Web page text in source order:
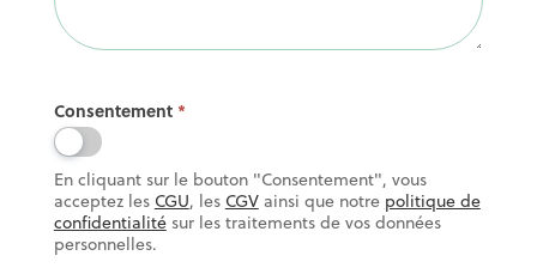
Consentement *
En cliquant sur le bouton "Consentement", vous
acceptez les CGU, les CGVainsi que notre politique de
confidentialitésur les traitements de vos données
personnelles.